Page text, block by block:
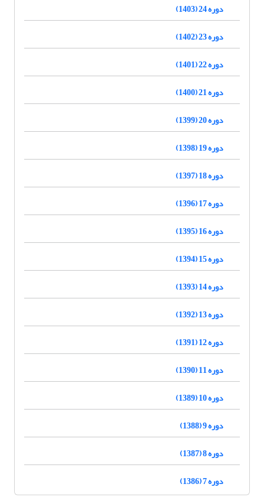
دوره 24 (1403)
دوره 23 (1402)
دوره 22 (1401)
دوره 21 (1400)
دوره 20 (1399)
دوره 19 (1398)
دوره 18 (1397)
دوره 17 (1396)
دوره 16 (1395)
دوره 15 (1394)
دوره 14 (1393)
دوره 13 (1392)
دوره 12 (1391)
دوره 11 (1390)
دوره 10 (1389)
دوره 9 (1388)
دوره 8 (1387)
دوره 7 (1386)